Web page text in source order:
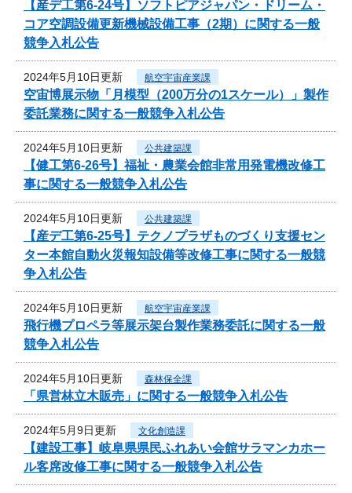
【産デ工第6-24号】ソフトピアジャパン・ドリーム・
コア空調設備更新機械設備工事（2期）に関する一般
競争入札公告
2024年5月10日更新 航空宇宙産業課
空宙博展示物「月模型（200万分の1スケール）」製作
委託業務に関する一般競争入札公告
2024年5月10日更新 公共建築課
【健工第6-26号】福祉・農業会館非常用発電機改修工
事に関する一般競争入札公告
2024年5月10日更新 公共建築課
【産デ工第6-25号】テクノプラザものづくり支援セン
ター本館自動火災報知設備等改修工事に関する一般競
争入札公告
2024年5月10日更新 航空宇宙産業課
飛行機プロペラ等展示架台製作業務委託に関する一般
競争入札公告
2024年5月10日更新 森林保全課
「県営林立木販売」に関する一般競争入札公告
2024年5月9日更新 文化創造課
【建設工事】岐阜県県民ふれあい会館サラマンカホー
ル客席改修工事に関する一般競争入札公告